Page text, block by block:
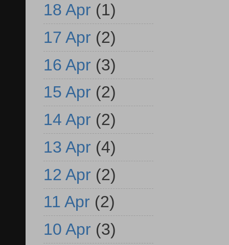
18 Apr (1)
17 Apr (2)
16 Apr (3)
15 Apr (2)
14 Apr (2)
13 Apr (4)
12 Apr (2)
11 Apr (2)
10 Apr (3)